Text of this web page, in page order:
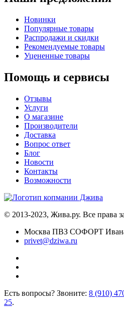
Новинки
Популярные товары
Распродажи и скидки
Рекомендуемые товары
Уцененные товары
Помощь и сервисы
Отзывы
Услуги
О магазине
Производители
Доставка
Вопрос ответ
Блог
Новости
Контакты
Возможности
© 2013-2023, Жива.ру. Все права
Москва ПВЗ СОФОРТ
privet@dziwa.ru
Есть вопросы? Звоните: 8 (910)
25.